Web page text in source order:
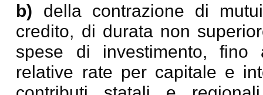
b) della contrazione di
credito, di durata non
spese di investimento, fino
relative rate per capitale e